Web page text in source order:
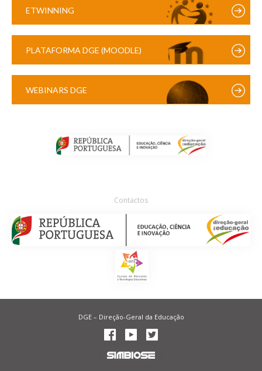
ETWINNING
PLATAFORMA DGE (MOODLE)
WEBINARS DGE
Contactos
DGE – Direção-Geral da Educação